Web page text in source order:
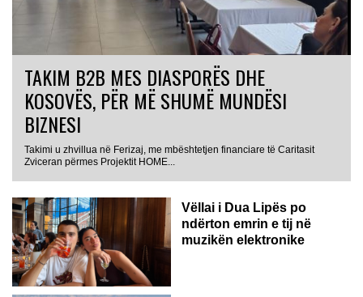
TAKIM B2B MES DIASPORËS DHE
KOSOVËS, PËR MË SHUMË MUNDËSI
BIZNESI
Takimi u zhvillua në Ferizaj, me mbështetjen financiare të Caritasit
Zviceran përmes Projektit HOME...
Vëllai i Dua Lipës po
ndërton emrin e tij në
muzikën elektronike
GJERMANI